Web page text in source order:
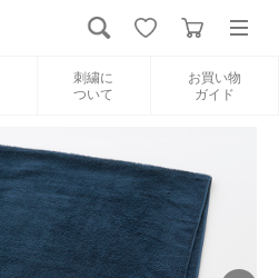
刺繍に
ついて
お買い物
ガイド
新規会員登録